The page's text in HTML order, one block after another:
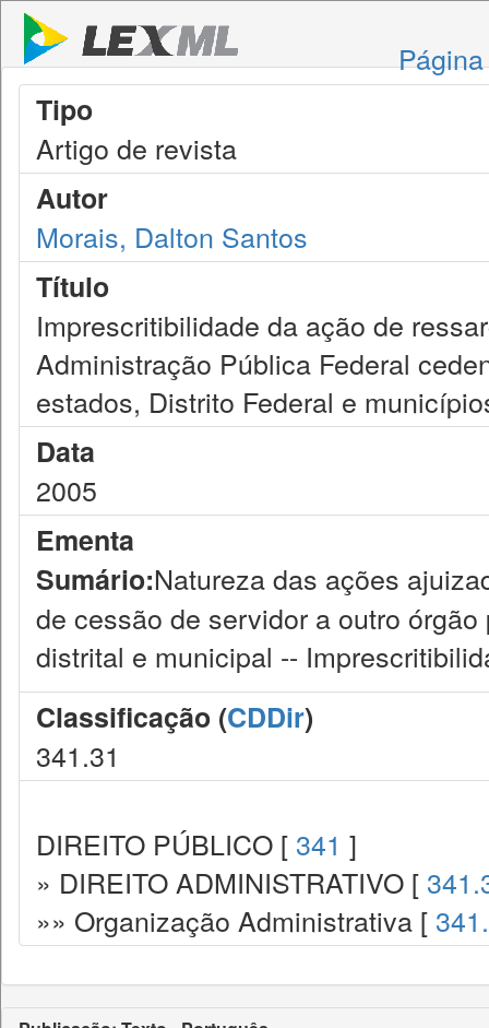
Tipo
Artigo de revista
Autor
Morais, Dalton Santos
Título
Imprescritibilidade da ação de
Administração Pública Federal
estados, Distrito Federal e
Data
2005
Ementa
Sumário:Natureza das ações
de cessão de servidor a outro
distrital e municipal --
Classificação (CDDir)
341.31
DIREITO PÚBLICO [ 341 ]
» DIREITO ADMINISTRATIVO [
»» Organização Administrativa [